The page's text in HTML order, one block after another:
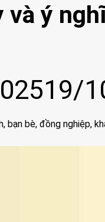
và ý
19/
bạn bè, đồng nghiệp,